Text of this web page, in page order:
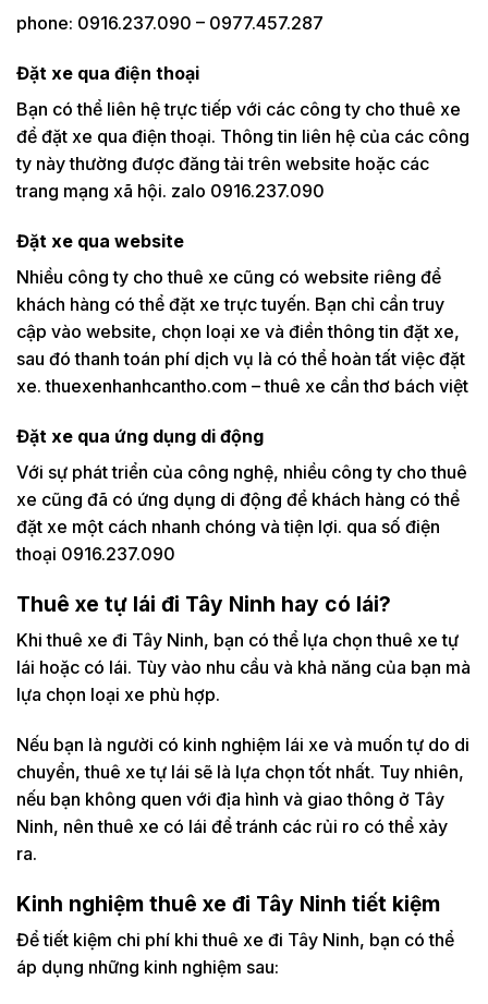
phone: 0916.237.090 – 0977.457.287
Đặt xe qua điện thoại
Bạn có thể liên hệ trực tiếp với các công ty cho thuê xe
để đặt xe qua điện thoại. Thông tin liên hệ của các công
ty này thường được đăng tải trên website hoặc các
trang mạng xã hội. zalo 0916.237.090
Đặt xe qua website
Nhiều công ty cho thuê xe cũng có website riêng để
khách hàng có thể đặt xe trực tuyến. Bạn chỉ cần truy
cập vào website, chọn loại xe và điền thông tin đặt xe,
sau đó thanh toán phí dịch vụ là có thể hoàn tất việc đặt
xe. thuexenhanhcantho.com – thuê xe cần thơ bách việt
Đặt xe qua ứng dụng di động
Với sự phát triển của công nghệ, nhiều công ty cho thuê
xe cũng đã có ứng dụng di động để khách hàng có thể
đặt xe một cách nhanh chóng và tiện lợi. qua số điện
thoại 0916.237.090
Thuê xe tự lái đi Tây Ninh hay có lái?
Khi thuê xe đi Tây Ninh, bạn có thể lựa chọn thuê xe tự
lái hoặc có lái. Tùy vào nhu cầu và khả năng của bạn mà
lựa chọn loại xe phù hợp.
Nếu bạn là người có kinh nghiệm lái xe và muốn tự do di
chuyển, thuê xe tự lái sẽ là lựa chọn tốt nhất. Tuy nhiên,
nếu bạn không quen với địa hình và giao thông ở Tây
Ninh, nên thuê xe có lái để tránh các rủi ro có thể xảy
ra.
Kinh nghiệm thuê xe đi Tây Ninh tiết kiệm
Để tiết kiệm chi phí khi thuê xe đi Tây Ninh, bạn có thể
áp dụng những kinh nghiệm sau: